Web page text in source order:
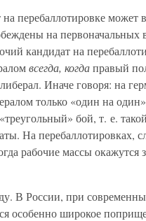
перебаллотировке может
на первоначальных
кандидат на
всегда, когдаправый
Иначе говоря: на
только «один на
бой, т. е.
На перебаллотировках,
рабочие массы
В России, при
особенно широкое